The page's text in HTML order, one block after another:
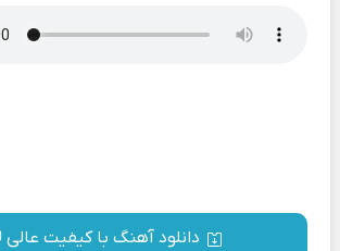
دانلود آهنگ با کیفیت عالی 320